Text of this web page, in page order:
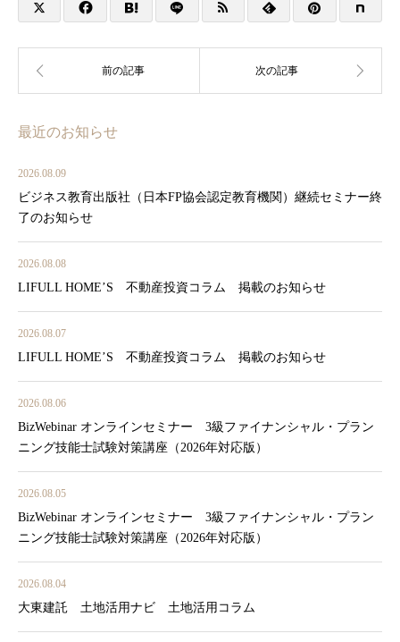
最近のお知らせ
2026.08.09
ビジネス教育出版社（日本FP協会認定教育機関）継続セミナー終
了のお知らせ
2026.08.08
LIFULL HOME’S 不動産投資コラム 掲載のお知らせ
2026.08.07
LIFULL HOME’S 不動産投資コラム 掲載のお知らせ
2026.08.06
BizWebinar オンラインセミナー 3級ファイナンシャル・プラン
ニング技能士試験対策講座（2026年対応版）
2026.08.05
BizWebinar オンラインセミナー 3級ファイナンシャル・プラン
ニング技能士試験対策講座（2026年対応版）
2026.08.04
大東建託 土地活用ナビ 土地活用コラム